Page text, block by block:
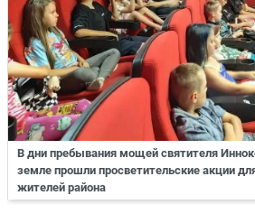
В дни пребывания мощей святителя
земле прошли просветительские акции
жителей района